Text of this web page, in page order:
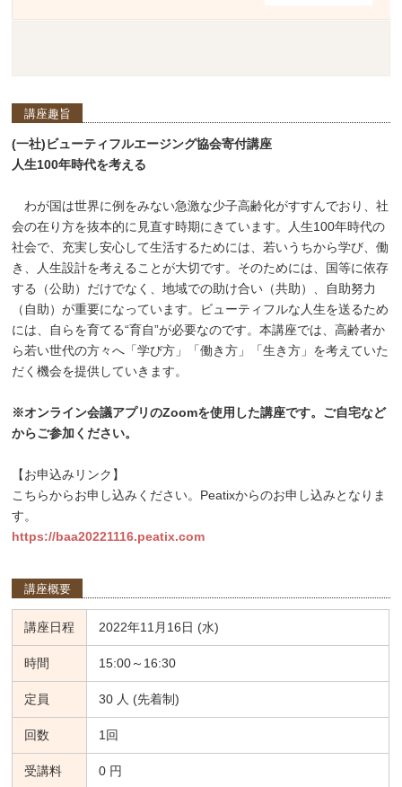
講座趣旨
(一社)ビューティフルエージング協会寄付講座
人生100年時代を考える
わが国は世界に例をみない急激な少子高齢化がすすんでおり、社
会の在り方を抜本的に見直す時期にきています。人生100年時代の
社会で、充実し安心して生活するためには、若いうちから学び、働
き、人生設計を考えることが大切です。そのためには、国等に依存
する（公助）だけでなく、地域での助け合い（共助）、自助努力
（自助）が重要になっています。ビューティフルな人生を送るため
には、自らを育てる“育自”が必要なのです。本講座では、高齢者か
ら若い世代の方々へ「学び方」「働き方」「生き方」を考えていた
だく機会を提供していきます。
※オンライン会議アプリのZoomを使用した講座です。ご自宅など
からご参加ください。
【お申込みリンク】
こちらからお申し込みください。Peatixからのお申し込みとなりま
す。
https://baa20221116.peatix.com
講座概要
講座日程 2022年11月16日 (水)
時間 15:00～16:30
定員 30 人 (先着制)
回数 1回
受講料 0 円